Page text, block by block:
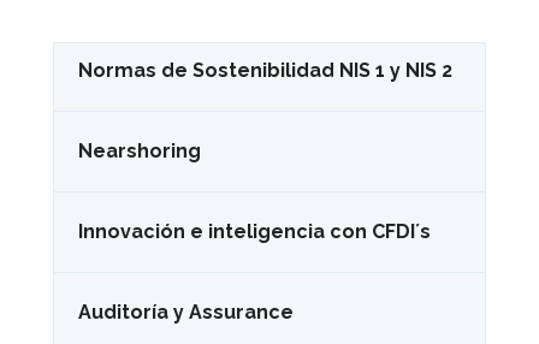
Normas de Sostenibilidad NIS 1 y NIS 2
Nearshoring
Innovación e inteligencia con CFDI´s
Auditoría y Assurance